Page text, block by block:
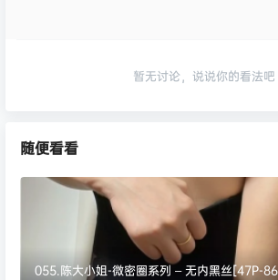
暂无讨论，说说你的看法吧
随便看看
055.陈大小姐-微密圈系列 – 无内黑丝[47P-